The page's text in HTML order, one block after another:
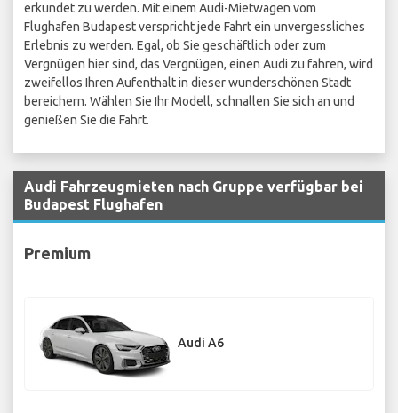
erkundet zu werden. Mit einem Audi-Mietwagen vom
Flughafen Budapest verspricht jede Fahrt ein unvergessliches
Erlebnis zu werden. Egal, ob Sie geschäftlich oder zum
Vergnügen hier sind, das Vergnügen, einen Audi zu fahren, wird
zweifellos Ihren Aufenthalt in dieser wunderschönen Stadt
bereichern. Wählen Sie Ihr Modell, schnallen Sie sich an und
genießen Sie die Fahrt.
Audi Fahrzeugmieten nach Gruppe verfügbar bei
Budapest Flughafen
Premium
Audi A6